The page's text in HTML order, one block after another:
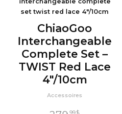
ChiaoGoo
Interchangeable
Complete Set –
TWIST Red Lace
4″/10cm
Accessoires
.99$